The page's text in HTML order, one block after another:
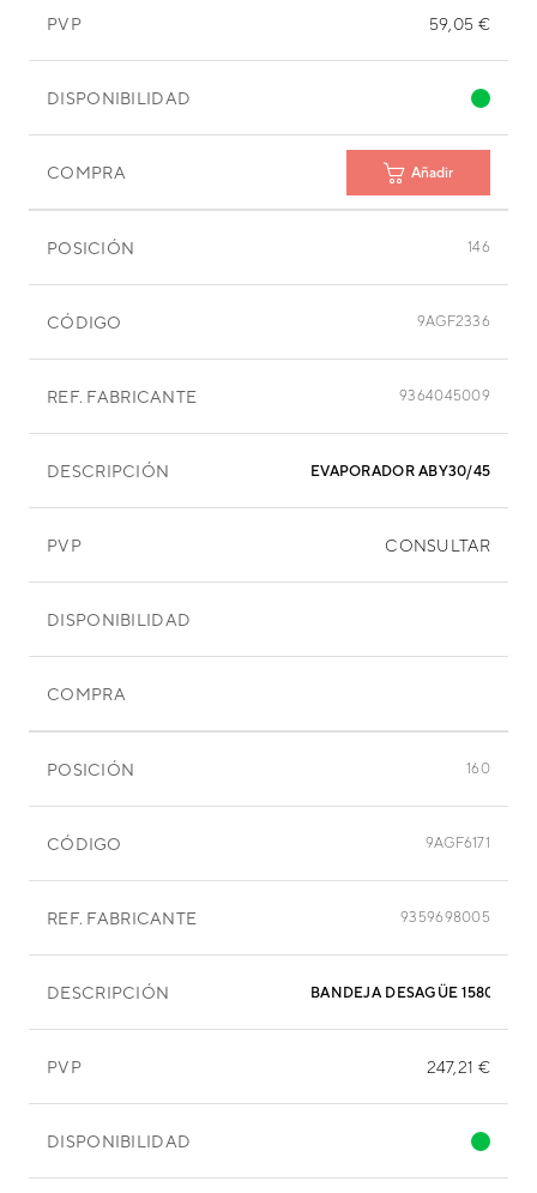
PVP 59,05 €
DISPONIBILIDAD
COMPRA Añadir
POSICIÓN 146
CÓDIGO 9AGF2336
REF. FABRICANTE 9364045009
DESCRIPCIÓN EVAPORADOR ABY30/
PVP CONSULTAR
DISPONIBILIDAD
COMPRA
POSICIÓN 160
CÓDIGO 9AGF6171
REF. FABRICANTE 9359698005
DESCRIPCIÓN BANDEJA DESAGÜE 1580X335
PVP 247,21 €
DISPONIBILIDAD